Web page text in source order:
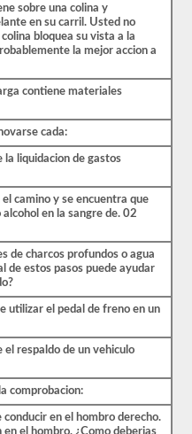
sobre una colina y
en su carril. Usted no
bloquea su vista a la
la mejor accion a
contiene materiales
cada:
la liquidacion de gastos
camino y se encuentra que
en la sangre de. 02
de charcos profundos o agua
de estos pasos puede ayudar
utilizar el pedal de freno en un
el respaldo de un vehiculo
comprobacion:
conducir en el hombro derecho.